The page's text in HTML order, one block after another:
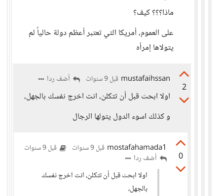
ماذا؟؟؟ كيف؟
على العموم، أمريكا التي تعتبر أعظم دولة حالياً لم
يتولاها إمرأه
2
mustafaihssan قبل 9 سنوات أضف ردا
اولا ابحث قبل أن تتكلن، انت اخرج نفسك بالجهل،
و كذلك اسوء الدول يتولها الرجال
0
mostafahamada1 قبل 9 سنوات قبل 9 سنوات
أضف ردا
اولا ابحث قبل أن تتكلن، انت اخرج نفسك
بالجهل،